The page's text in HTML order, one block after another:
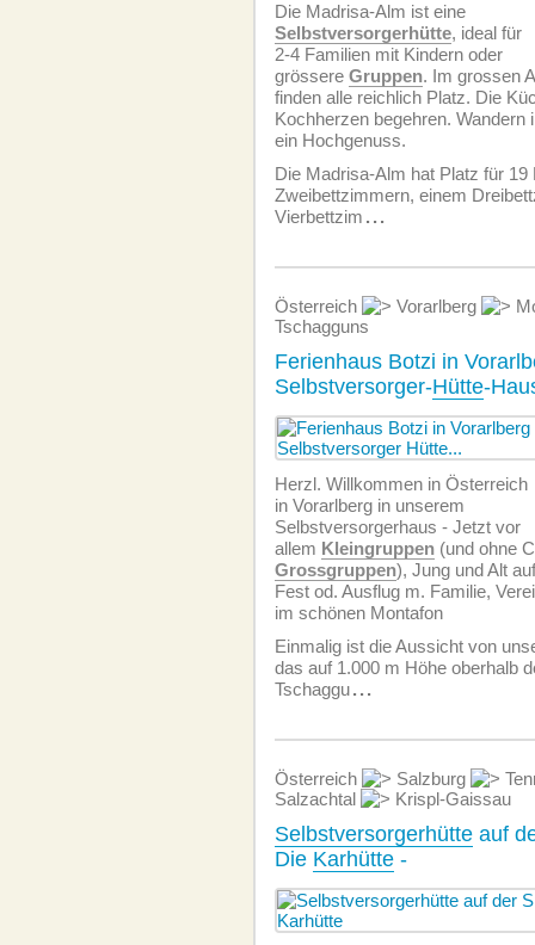
Die Madrisa-Alm ist eine
Selbstversorgerhütte, ideal für
2-4 Familien mit Kindern oder
grössere Gruppen. Im grossen
finden alle reichlich Platz. Die
Kochherzen begehren. Wandern
ein Hochgenuss.
Die Madrisa-Alm hat Platz für 19
Zweibettzimmern, einem
Vierbettzim ...
Österreich Vorarlberg
Tschagguns
Ferienhaus Botzi in
Selbstversorger-Hütte-
Herzl. Willkommen in Österreich
in Vorarlberg in unserem
Selbstversorgerhaus - Jetzt vor
allem Kleingruppen (und ohne
Grossgruppen), Jung und Alt
Fest od. Ausflug m. Familie,
im schönen Montafon
Einmalig ist die Aussicht von
das auf 1.000 m Höhe oberhalb
Tschaggu...
Österreich Salzburg
Salzachtal
Krispl-Gaissau
Selbstversorgerhütte auf
Die Karhütte -